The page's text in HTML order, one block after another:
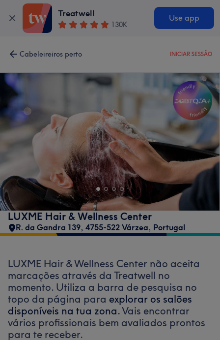
Treatwell
130K
Use app
Cabeleireiros perto INICIAR SESSÃO
LUXME Hair & Wellness Center
R. da Gandra 139, 4755-522 Várzea, Portugal
LUXME Hair & Wellness Center não aceita
marcações através da Treatwell no
momento. Utiliza a barra de pesquisa no
topo da página para explorar os salões
disponíveis na tua zona.Vais encontrar
vários profissionais bem avaliados prontos
para te receber.